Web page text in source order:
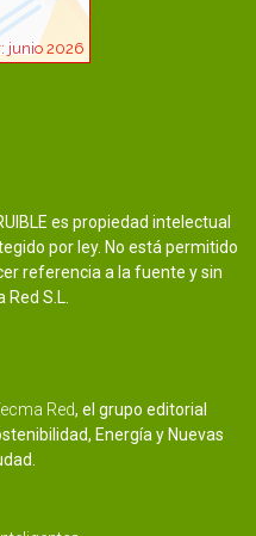
es propiedad intelectual
por ley. No está permitido
referencia a la fuente y sin
Red S.L.
Red, el grupo editorial
Energía y Nuevas